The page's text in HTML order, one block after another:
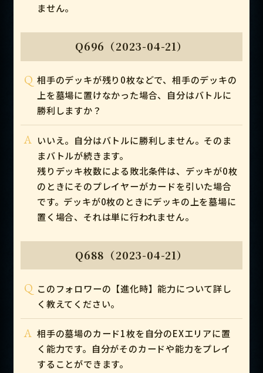
ません。
Q696（2023-04-21）
Q 相手のデッキが残り0枚などで、相手のデッキの
上を墓場に置けなかった場合、自分はバトルに
勝利しますか？
A いいえ。自分はバトルに勝利しません。そのま
まバトルが続きます。
残りデッキ枚数による敗北条件は、デッキが0枚
のときにそのプレイヤーがカードを引いた場合
です。デッキが0枚のときにデッキの上を墓場に
置く場合、それは単に行われません。
Q688（2023-04-21）
Q このフォロワーの【進化時】能力について詳し
く教えてください。
A 相手の墓場のカード1枚を自分のEXエリアに置
く能力です。自分がそのカードや能力をプレイ
することができます。